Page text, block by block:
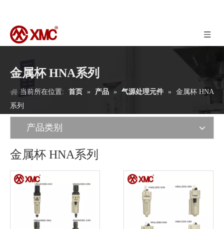
金属杯 HNA系列
当前所在位置: 首页 » 产品 » 气源处理元件 » 金属杯 HNA
系列
产品类别
金属杯 HNA系列